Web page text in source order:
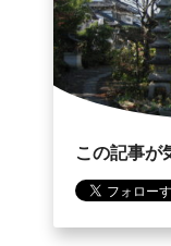
この記事が